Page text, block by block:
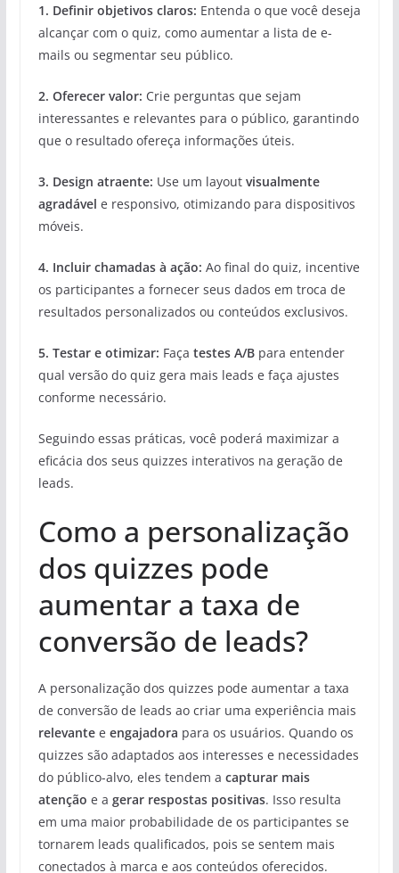
1. Definir objetivos claros: Entenda o que você deseja
alcançar com o quiz, como aumentar a lista de e-
mails ou segmentar seu público.
2. Oferecer valor: Crie perguntas que sejam
interessantes e relevantes para o público, garantindo
que o resultado ofereça informações úteis.
3. Design atraente: Use um layout visualmente
agradável e responsivo, otimizando para dispositivos
móveis.
4. Incluir chamadas à ação: Ao final do quiz, incentive
os participantes a fornecer seus dados em troca de
resultados personalizados ou conteúdos exclusivos.
5. Testar e otimizar: Faça testes A/Bpara entender
qual versão do quiz gera mais leads e faça ajustes
conforme necessário.
Seguindo essas práticas, você poderá maximizar a
eficácia dos seus quizzes interativos na geração de
leads.
Como a personalização
dos quizzes pode
aumentar a taxa de
conversão de leads?
A personalização dos quizzes pode aumentar a taxa
de conversão de leads ao criar uma experiência mais
relevantee engajadora para os usuários. Quando os
quizzes são adaptados aos interesses e necessidades
do público-alvo, eles tendem a capturar mais
atenção e a gerar respostas positivas. Isso resulta
em uma maior probabilidade de os participantes se
tornarem leads qualificados, pois se sentem mais
conectados à marca e aos conteúdos oferecidos.